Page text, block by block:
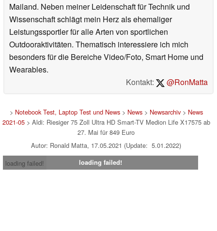
Mailand. Neben meiner Leidenschaft für Technik und
Wissenschaft schlägt mein Herz als ehemaliger
Leistungssportler für alle Arten von sportlichen
Outdooraktivitäten. Thematisch interessiere ich mich
besonders für die Bereiche Video/Foto, Smart Home und
Wearables.
Kontakt:
@RonMatta
> Notebook Test, Laptop Test und News> News> Newsarchiv> News
2021-05> Aldi: Riesiger 75 Zoll Ultra HD Smart-TV Medion Life X17575 ab
27. Mai für 849 Euro
Autor: Ronald Matta, 17.05.2021 (Update: 5.01.2022)
loading failed!
loading failed!